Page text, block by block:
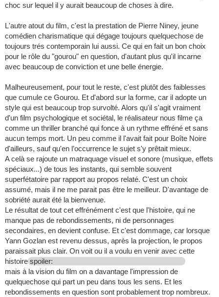
choc sur lequel il y aurait beaucoup de choses à dire.
L'autre atout du film, c'est la prestation de Pierre Niney, jeune
comédien charismatique qui dégage toujours quelquechose de
toujours trés contemporain lui aussi. Ce qui en fait un bon choix
pour le rôle du "gourou" en question, d'autant plus qu'il incarne
avec beaucoup de conviction et une belle énergie.
Malheureusement, pour tout le reste, c'est plutôt des faiblesses
que cumule ce Gourou. Et d'abord sur la forme, car il adopte un
style qui est beaucoup trop survolté. Alors qu'il s'agit vraiment
d'un film psychologique et sociétal, le réalisateur nous filme ça
comme un thriller branché qui fonce à un rythme effréné et sans
aucun temps mort. Un peu comme il l'avait fait pour Boîte Noire
d'ailleurs, sauf qu'en l’occurrence le sujet s'y prêtait mieux.
A celà se rajoute un matraquage visuel et sonore (musique, effets
spéciaux...) de tous les instants, qui semble souvent
superfétatoire par rapport au propos relaté. C'est un choix
assumé, mais il ne me parait pas être le meilleur. D'avantage de
sobriété aurait été la bienvenue.
Le résultat de tout cet effrénément c'est que l'histoire, qui ne
manque pas de rebondissements, ni de personnages
secondaires, en devient confuse. Et c'est dommage, car lorsque
Yann Gozlan est revenu dessus, après la projection, le propos
paraissait plus clair. On voit ou il a voulu en venir avec cette
histoire spoiler:
mais à la vision du film on a davantage l'impression de
quelquechose qui part un peu dans tous les sens. Et les
rebondissements en question sont probablement trop nombreux.